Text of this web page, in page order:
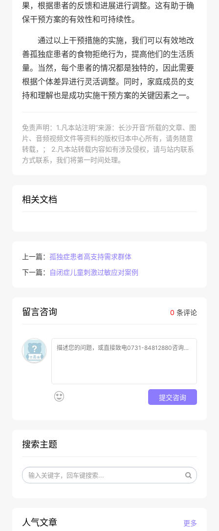
果，根据患者的反馈和进展进行调整。这有助于确
保干预方案的有效性和可持续性。
通过以上干预措施的实施，我们可以有效地改
善孤独症患者的食物拒绝行为，提高他们的生活质
量。当然，每个患者的情况都是独特的，因此需要
根据个体差异进行灵活调整。同时，家庭成员的支
持和理解也是成功实施干预方案的关键因素之一。
免责声明：1.凡本站注明“来源：长沙开音”所载的文章、图
片、音频视频文件等资料的版权归本中心所有，请务随意
转载，； 2.凡本站转载内容如有涉及侵权，请与站内联系
方式联系，我们将第一时间处理。
相关文档
上一篇： 孤独症患者高支持需求群体
下一篇：
自闭症儿童刺激过敏应对案例
0 条评论
留言咨询
提交咨询
搜索主题
更多
人气文章